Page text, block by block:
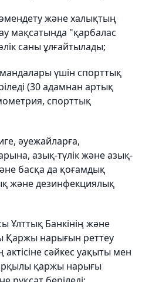
және халықтың
мақсатында "қарбалас
саны ұлғайтылады;
үшін спорттық
(30 адамнан артық
спорттық
әуежайларға,
азық-түлік және азық-
басқа да қоғамдық
және дезинфекциялық
Ұлттық Банкінің және
Қаржы нарығын реттеу
актісіне сәйкес уақыты мен
қаржы нарығы